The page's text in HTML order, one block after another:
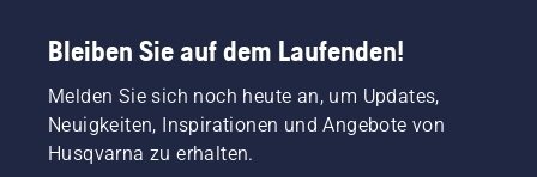
Bleiben Sie auf dem Laufenden!
Melden Sie sich noch heute an, um Updates,
Neuigkeiten, Inspirationen und Angebote von
Husqvarna zu erhalten.